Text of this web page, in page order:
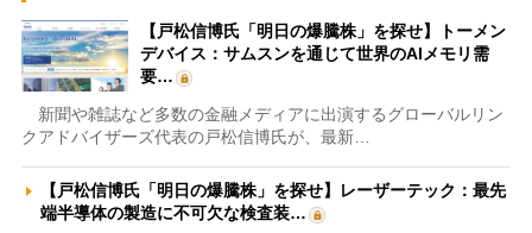
【戸松信博氏「明日の爆騰株」を探せ】トーメン
デバイス：サムスンを通じて世界のAIメモリ需
要…
新聞や雑誌など多数の金融メディアに出演するグローバルリン
クアドバイザーズ代表の戸松信博氏が、最新…
【戸松信博氏「明日の爆騰株」を探せ】レーザーテック：最先
端半導体の製造に不可欠な検査装…